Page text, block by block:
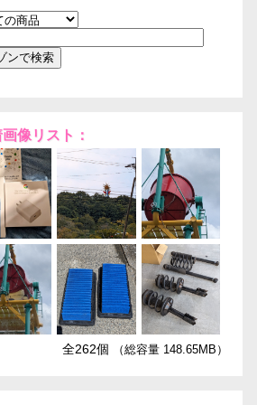
像リスト：
全262個 （総容量 148.65MB）